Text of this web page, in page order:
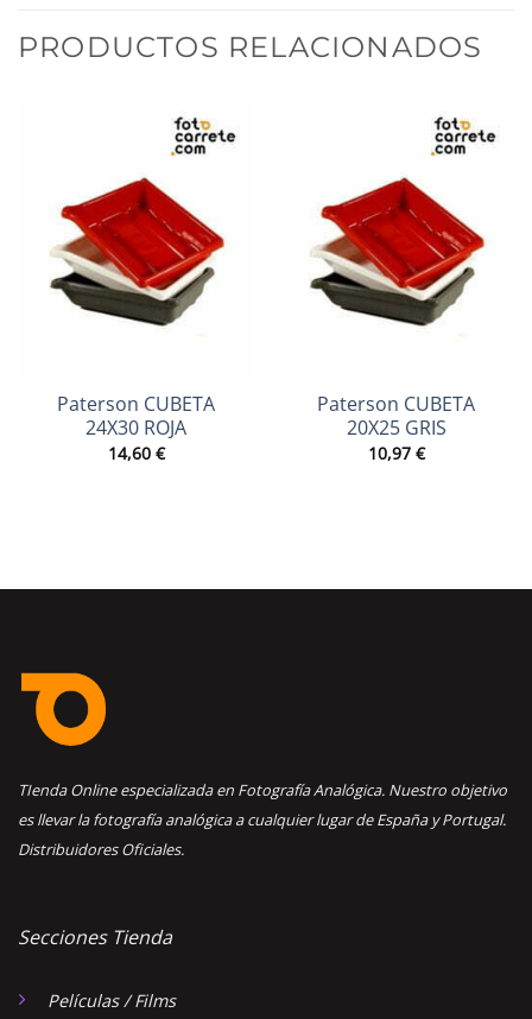
PRODUCTOS RELACIONADOS
Paterson CUBETA
24X30 ROJA
14,60 €
Paterson CUBETA
20X25 GRIS
10,97 €
TIenda Online especializada en Fotografía Analógica. Nuestro objetivo
es llevar la fotografía analógica a cualquier lugar de España y Portugal.
Distribuidores Oficiales.
Secciones Tienda
Películas / Films